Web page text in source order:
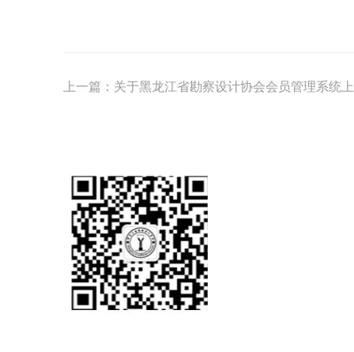
上一篇： 关于黑龙江省勘察设计协会会员管理系统